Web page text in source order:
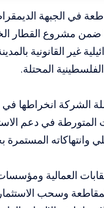
ضمن مشروع
غير القانونية
المحتلة.
الشركة انخراطها
المتورطة في دعم
وانتهاكاته
العمالية
وسحب